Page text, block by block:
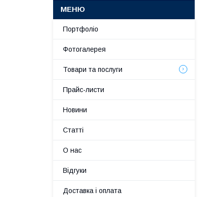
Портфоліо
Фотогалерея
Товари та послуги
Прайс-листи
Новини
Статті
О нас
Відгуки
Доставка і оплата